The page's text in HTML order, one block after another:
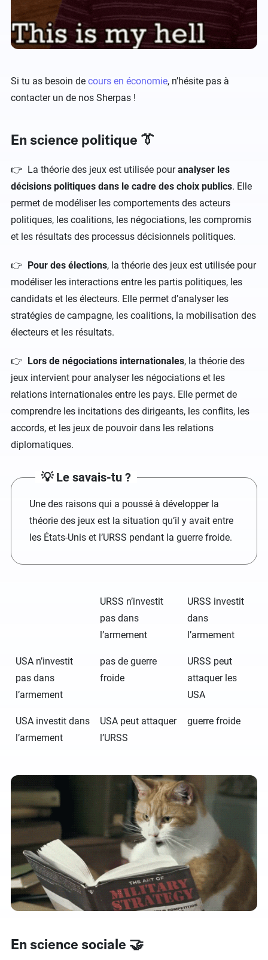
Si tu as besoin de cours en économie, n’hésite pas à
contacter un de nos Sherpas !
En science politique 👔
👉 La théorie des jeux est utilisée pouranalyser les
décisions politiques dans le cadre des choix publics. Elle
permet de modéliser les comportements des acteurs
politiques, les coalitions, les négociations, les compromis
et les résultats des processus décisionnels politiques.
👉 Pour des élections, la théorie des jeux est utilisée pour
modéliser les interactions entre les partis politiques, les
candidats et les électeurs. Elle permet d’analyser les
stratégies de campagne, les coalitions, la mobilisation des
électeurs et les résultats.
👉 Lors de négociations internationales, la théorie des
jeux intervient pour analyser les négociations et les
relations internationales entre les pays. Elle permet de
comprendre les incitations des dirigeants, les conflits, les
accords, et les jeux de pouvoir dans les relations
diplomatiques.
💡 Le savais-tu ?
Une des raisons qui a poussé à développer la
théorie des jeux est la situation qu’il y avait entre
les États-Unis et l’URSS pendant la guerre froide.
URSS n’investit
pas dans
l’armement
URSS investit
dans
l’armement
USA n’investit
pas dans
l’armement
pas de guerre
froide
URSS peut
attaquer les
USA
USA investit dans
l’armement
USA peut attaquer
l’URSS
guerre froide
En science sociale 🤝